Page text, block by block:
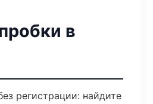
в
регистрации: найдите